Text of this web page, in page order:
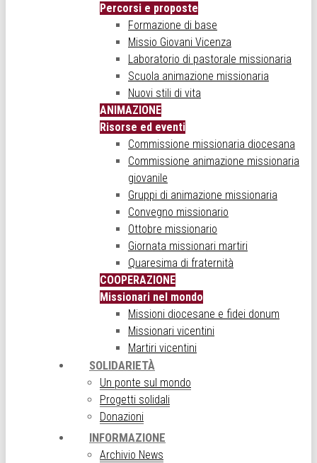
Percorsi e proposte
Formazione di base
Missio Giovani Vicenza
Laboratorio di pastorale missionaria
Scuola animazione missionaria
Nuovi stili di vita
ANIMAZIONE
Risorse ed eventi
Commissione missionaria diocesana
Commissione animazione missionaria
giovanile
Gruppi di animazione missionaria
Convegno missionario
Ottobre missionario
Giornata missionari martiri
Quaresima di fraternità
COOPERAZIONE
Missionari nel mondo
Missioni diocesane e fidei donum
Missionari vicentini
Martiri vicentini
SOLIDARIETÀ
Un ponte sul mondo
Progetti solidali
Donazioni
INFORMAZIONE
Archivio News